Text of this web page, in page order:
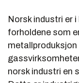
Norsk industri er
forholdene som
metallproduksjon
norsk industri en